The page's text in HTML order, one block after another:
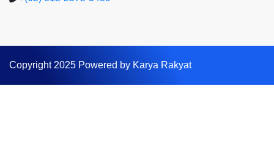
Copyright 2025 Powered by Karya Rakyat